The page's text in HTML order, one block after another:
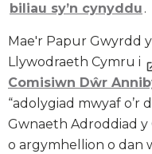
biliau sy’n cynyddu .
Mae'r Papur Gwyrdd
Llywodraeth Cymru i
Comisiwn Dŵr
“adolygiad mwyaf o’r
Gwnaeth Adroddiad
o argymhellion o dan